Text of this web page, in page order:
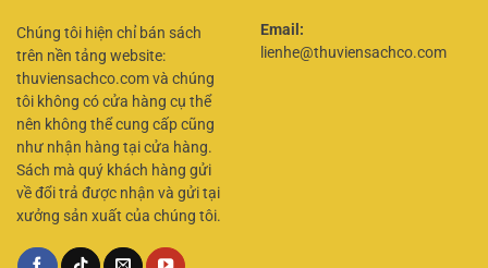
Chúng tôi hiện chỉ bán sách
trên nền tảng website:
thuviensachco.com và chúng
tôi không có cửa hàng cụ thể
nên không thể cung cấp cũng
như nhận hàng tại cửa hàng.
Sách mà quý khách hàng gửi
về đổi trả được nhận và gửi tại
xưởng sản xuất của chúng tôi.
Email:
lienhe@thuviensachco.com